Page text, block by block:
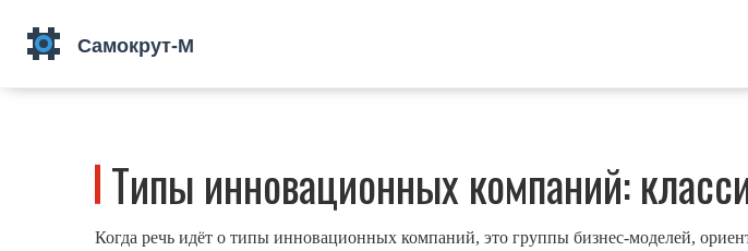
Типы инновационных компаний:
Когда речь идёт о типы инновационных компаний, это группы бизнес‑моделей,